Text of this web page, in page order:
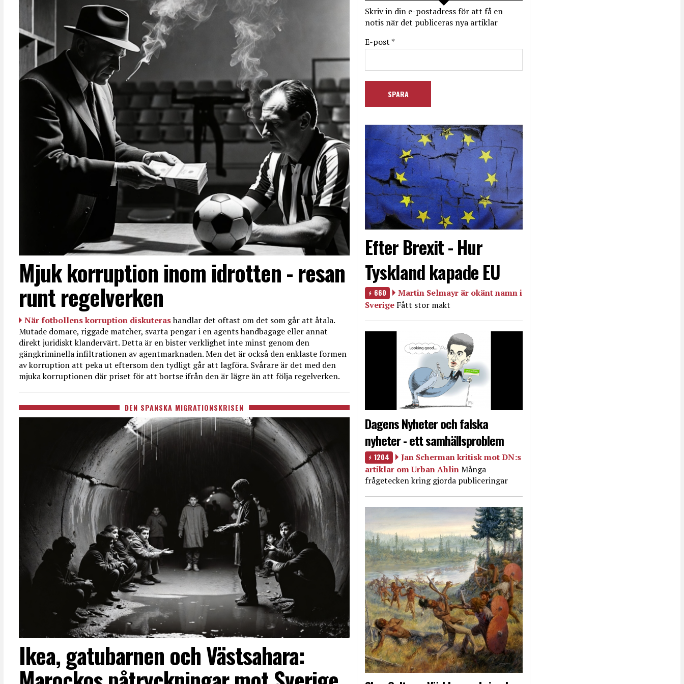
Mjuk korruption inom idrotten - resan
runt regelverken
När fotbollens korruption diskuterashandlar det oftast om det som går att åtala.
Mutade domare, riggade matcher, svarta pengar i en agents handbagage eller annat
direkt juridiskt klandervärt. Detta är en bister verklighet inte minst genom den
gängkriminella infiltrationen av agentmarknaden. Men det är också den enklaste formen
av korruption att peka ut eftersom den tydligt går att lagföra. Svårare är det med den
mjuka korruptionen där priset för att bortse ifrån den är lägre än att följa regelverken.
DEN SPANSKA MIGRATIONSKRISEN
Ikea, gatubarnen och Västsahara:
Skriv in din e-postadress för att få en
notis när det publiceras nya artiklar
E-post *
Efter Brexit - Hur
Tyskland kapade EU
660
Martin Selmayr är okänt namn i
Sverige Fått stor makt
Dagens Nyheter och falska
nyheter - ett samhällsproblem
1204
Jan Scherman kritisk mot DN:s
artiklar om Urban AhlinMånga
frågetecken kring gjorda publiceringar